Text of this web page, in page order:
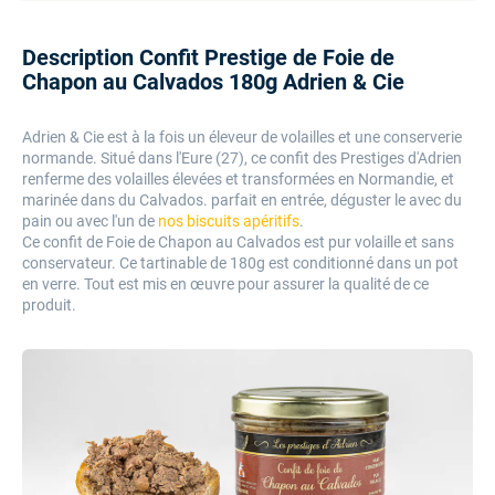
Description Confit Prestige de Foie de
Chapon au Calvados 180g Adrien & Cie
Adrien & Cie est à la fois un éleveur de volailles et une conserverie
normande. Situé dans l'Eure (27), ce confit des Prestiges d'Adrien
renferme des volailles élevées et transformées en Normandie, et
marinée dans du Calvados. parfait en entrée, déguster le avec du
pain ou avec l'un de nos biscuits apéritifs.
Ce confit de Foie de Chapon au Calvados est pur volaille et sans
conservateur. Ce tartinable de 180g est conditionné dans un pot
en verre. Tout est mis en œuvre pour assurer la qualité de ce
produit.